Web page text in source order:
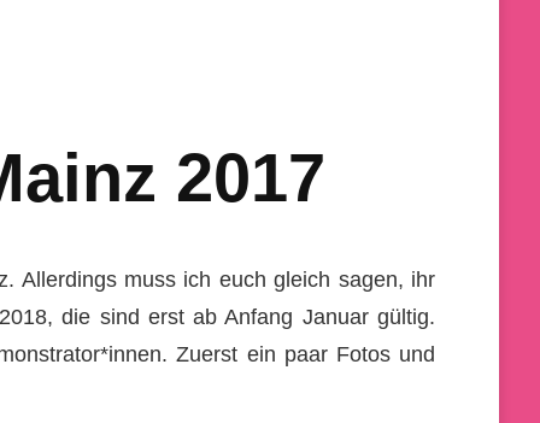
2017
Allerdings muss ich euch gleich sagen, ihr
die sind erst ab Anfang Januar gültig.
Zuerst ein paar Fotos und